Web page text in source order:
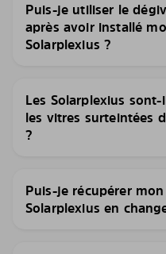
Puis-je utiliser le
après avoir installé
Solarplexius ?
Les Solarplexius
les vitres surteintées
?
Puis-je récupérer
Solarplexius en